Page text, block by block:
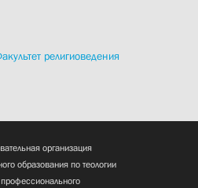
религиоведения
организация
образования по теологии